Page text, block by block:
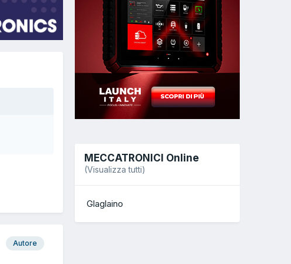
Autore
MECCATRONICI Online
(Visualizza tutti)
Glaglaino